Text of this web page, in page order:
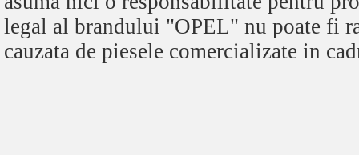
legal al brandului "OPEL" nu poate fi
cauzata de piesele comercializate in